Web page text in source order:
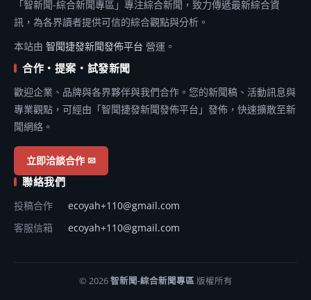
「智新聞-綜合新聞專區」專注綜合新聞，致力傳遞最新綜合資
訊，為各界讀者提供可信的綜合觀點與分析。
本站由 智聞捷發新聞發佈平台 營運。
合作・提案・試發新聞
歡迎企業、品牌與各界夥伴與我們合作。您的新聞稿、活動訊息與
專業觀點，可經由「智聞捷發新聞發佈平台」發佈，快速擴散至新
聞網絡。
立即洽談合作 ✉
聯絡我們
投稿合作
ecoyah+110@gmail.com
客服信箱
ecoyah+110@gmail.com
© 2026智新聞-綜合新聞專區版權所有